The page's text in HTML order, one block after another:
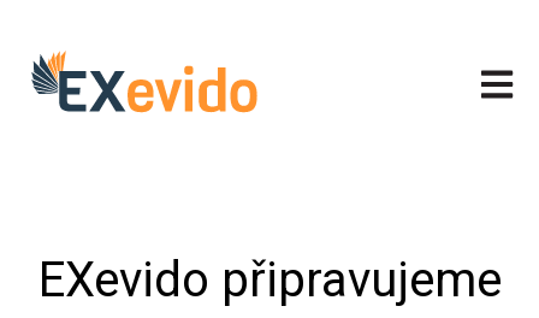
EXevido připravujeme